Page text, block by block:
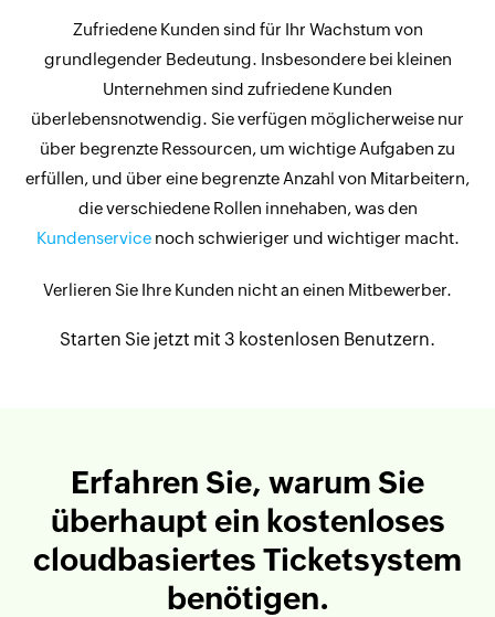
Zufriedene Kunden sind für Ihr Wachstum von
grundlegender Bedeutung. Insbesondere bei kleinen
Unternehmen sind zufriedene Kunden
überlebensnotwendig. Sie verfügen möglicherweise nur
über begrenzte Ressourcen, um wichtige Aufgaben zu
erfüllen, und über eine begrenzte Anzahl von Mitarbeitern,
die verschiedene Rollen innehaben, was den
Kundenservicenoch schwieriger und wichtiger macht.
Verlieren Sie Ihre Kunden nicht an einen Mitbewerber.
Starten Sie jetzt mit 3 kostenlosen Benutzern.
Erfahren Sie, warum Sie
überhaupt ein kostenloses
cloudbasiertes Ticketsystem
benötigen.